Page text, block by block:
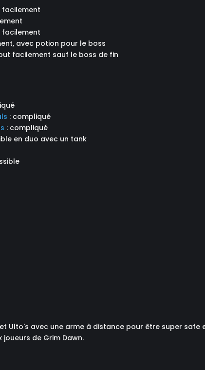
facilement
facilement
avec potion pour le boss
facilement sauf le boss de fin
: compliqué
: compliqué
en duo avec un tank
Ulto's avec une arme à distance pour être super
de Grim Dawn.